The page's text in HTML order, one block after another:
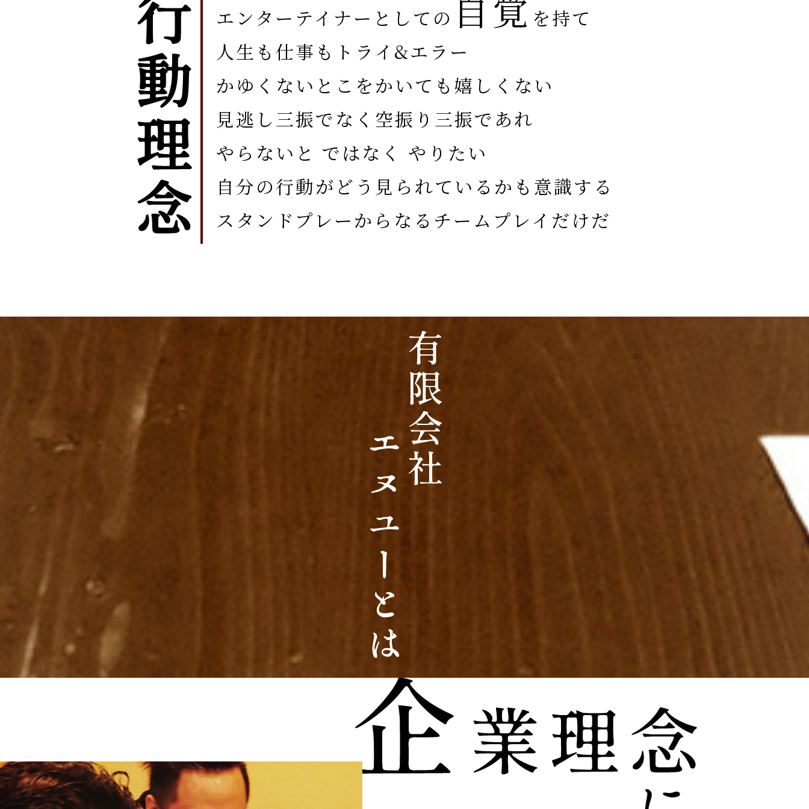
エンターテイナーとしての
を持て
人生も仕事もトライ&エラー
かゆくないとこをかいても嬉しくない
見逃し三振でなく空振り三振であれ
やらないと ではなく やりたい
自分の行動がどう見られているかも意識する
スタンドプレーからなるチームプレイだけだ